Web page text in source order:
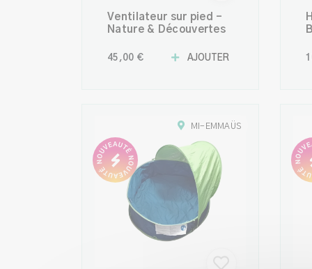
Ventilateur sur pied -
Nature & Découvertes
45,00 € AJOUTER
MI-EMMAÜS